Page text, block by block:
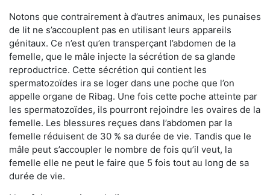
Notons que contrairement à d’autres animaux, les punaises
de lit ne s’accouplent pas en utilisant leurs appareils
génitaux. Ce n’est qu’en transperçant l’abdomen de la
femelle, que le mâle injecte la sécrétion de sa glande
reproductrice. Cette sécrétion qui contient les
spermatozoïdes ira se loger dans une poche que l’on
appelle organe de Ribag. Une fois cette poche atteinte par
les spermatozoïdes, ils pourront rejoindre les ovaires de la
femelle. Les blessures reçues dans l’abdomen par la
femelle réduisent de 30 % sa durée de vie. Tandis que le
mâle peut s’accoupler le nombre de fois qu’il veut, la
femelle elle ne peut le faire que 5 fois tout au long de sa
durée de vie.